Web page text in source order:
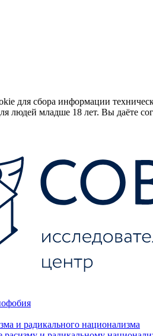
для сбора информации
людей младше 18 лет. Вы даёте
и радикального национализма